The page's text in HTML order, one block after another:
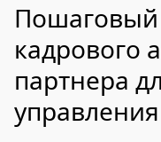
кадрового
партнера